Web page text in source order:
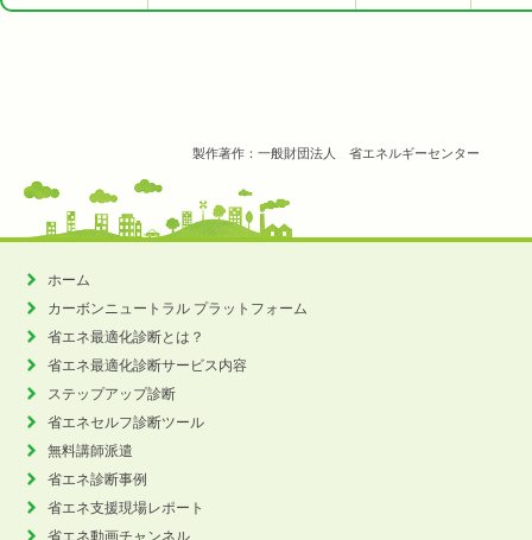
製作著作：一般財団法人 省エネルギーセンター
ホーム
カーボンニュートラル プラットフォーム
省エネ最適化診断とは？
省エネ最適化診断サービス内容
ステップアップ診断
省エネセルフ診断ツール
無料講師派遣
省エネ診断事例
省エネ支援現場レポート
省エネ動画チャンネル